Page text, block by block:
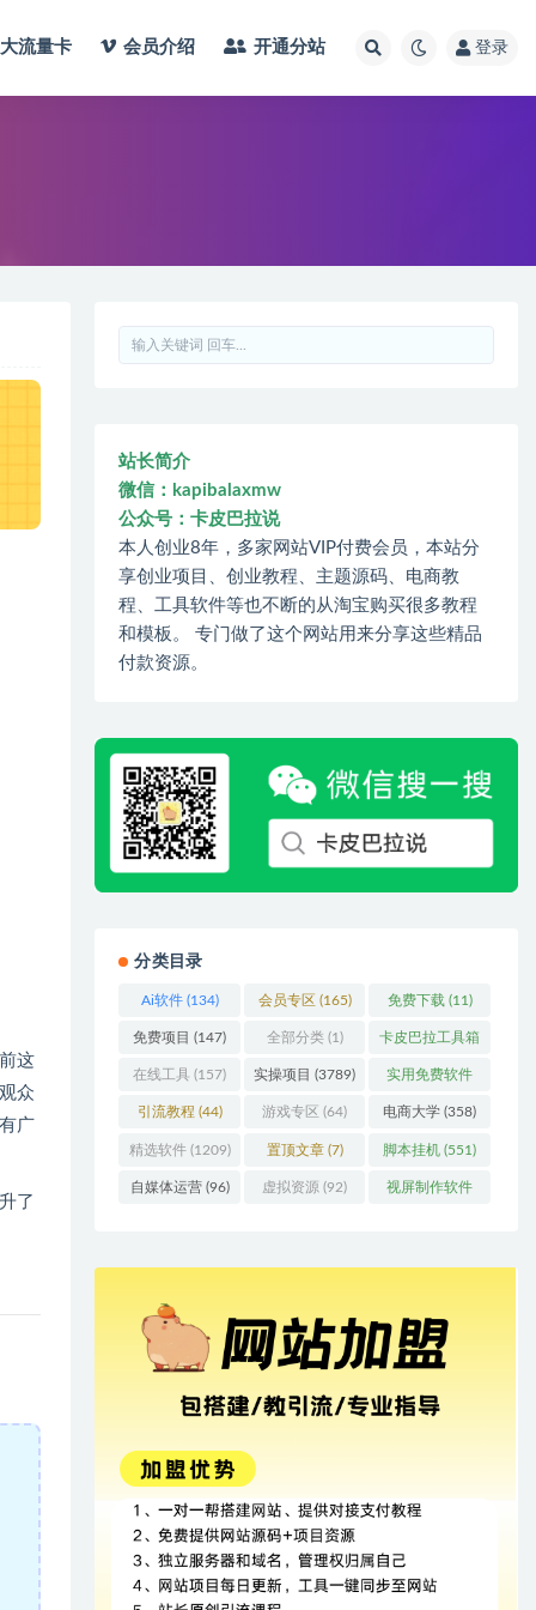
大流量卡 会员介绍 开通分站 登录
这
众
广
了
站长简介
微信：kapibalaxmw
公众号：卡皮巴拉说
本人创业8年，多家网站VIP付费会员，本站分
享创业项目、创业教程、主题源码、电商教
程、工具软件等也不断的从淘宝购买很多教程
和模板。 专门做了这个网站用来分享这些精品
付款资源。
分类目录
Ai软件(134) 会员专区 (165) 免费下载 (11)
免费项目 (147) 全部分类(1) 卡皮巴拉工具箱
(3)
在线工具 (157) 实操项目 (3789) 实用免费软件
(415)
引流教程 (44) 游戏专区 (64) 电商大学 (358)
精选软件(1209) 置顶文章(7) 脚本挂机 (551)
自媒体运营(96) 虚拟资源 (92) 视屏制作软件